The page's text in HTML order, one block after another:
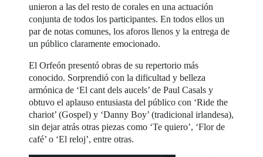
unieron a las del resto de corales en una actuación
conjunta de todos los participantes. En todos ellos un
par de notas comunes, los aforos llenos y la entrega de
un público claramente emocionado.
El Orfeón presentó obras de su repertorio más
conocido. Sorprendió con la dificultad y belleza
armónica de ‘El cant dels aucels’ de Paul Casals y
obtuvo el aplauso entusiasta del público con ‘Ride the
chariot’ (Gospel) y ‘Danny Boy’ (tradicional irlandesa),
sin dejar atrás otras piezas como ‘Te quiero’, ‘Flor de
café’ o ‘El reloj’, entre otras.